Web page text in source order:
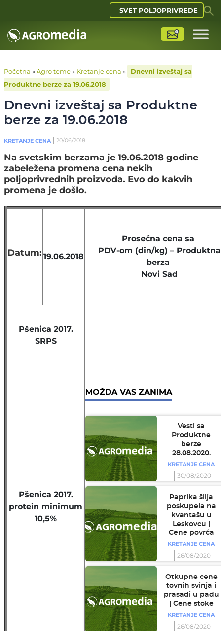
SVET POLJOPRIVREDE
Početna »Agro teme» Kretanje cena »
Dnevni izveštaj sa
Produktne berze za 19.06.2018
Dnevni izveštaj sa Produktne
berze za 19.06.2018
KRETANJE CENA 20/06/2018
Na svetskim berzama je 19.06.2018 godine
zabeležena promena cena nekih
poljoprivrednih proizvoda. Evo do kakvih
promena je došlo.
Datum: 19.06.2018
Prosečna cena sa
PDV-om (din/kg) – Produktna
berza
Novi Sad
Pšenica 2017.
SRPS
Pšenica 2017.
protein minimum
10,5%
MOŽDA VAS ZANIMA
Vesti sa
Produktne
berze
28.08.2020.
KRETANJE CENA
30/08/2020
Paprika šilja
poskupela na
kvantašu u
Leskovcu |
Cene povrća
KRETANJE CENA
26/08/2020
Otkupne cene
tovnih svinja i
prasadi u padu
| Cene stoke
KRETANJE CENA
26/08/2020